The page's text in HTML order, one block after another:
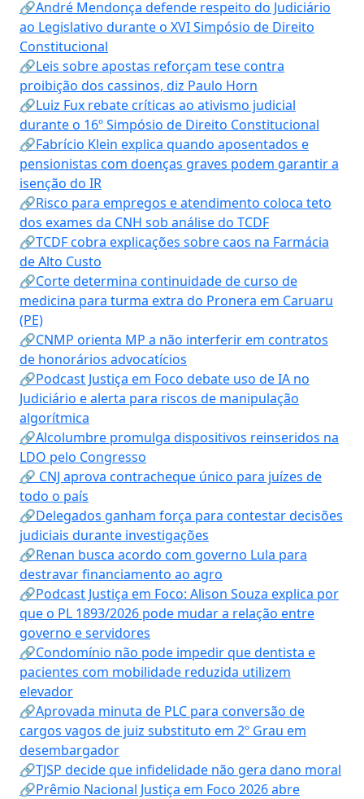
🔗André Mendonça defende respeito do Judiciário
ao Legislativo durante o XVI Simpósio de Direito
Constitucional
🔗Leis sobre apostas reforçam tese contra
proibição dos cassinos, diz Paulo Horn
🔗Luiz Fux rebate críticas ao ativismo judicial
durante o 16º Simpósio de Direito Constitucional
🔗Fabrício Klein explica quando aposentados e
pensionistas com doenças graves podem garantir a
isenção do IR
🔗Risco para empregos e atendimento coloca teto
dos exames da CNH sob análise do TCDF
🔗TCDF cobra explicações sobre caos na Farmácia
de Alto Custo
🔗Corte determina continuidade de curso de
medicina para turma extra do Pronera em Caruaru
(PE)
🔗CNMP orienta MP a não interferir em contratos
de honorários advocatícios
🔗Podcast Justiça em Foco debate uso de IA no
Judiciário e alerta para riscos de manipulação
algorítmica
🔗Alcolumbre promulga dispositivos reinseridos na
LDO pelo Congresso
🔗 CNJ aprova contracheque único para juízes de
todo o país
🔗Delegados ganham força para contestar decisões
judiciais durante investigações
🔗Renan busca acordo com governo Lula para
destravar financiamento ao agro
🔗Podcast Justiça em Foco: Alison Souza explica por
que o PL 1893/2026 pode mudar a relação entre
governo e servidores
🔗Condomínio não pode impedir que dentista e
pacientes com mobilidade reduzida utilizem
elevador
🔗Aprovada minuta de PLC para conversão de
cargos vagos de juiz substituto em 2º Grau em
desembargador
🔗TJSP decide que infidelidade não gera dano moral
🔗Prêmio Nacional Justiça em Foco 2026 abre